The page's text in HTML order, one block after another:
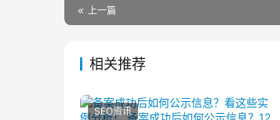
上一篇
相关推荐
SEO资讯